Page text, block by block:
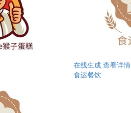
在线生成 查看详情
食运餐饮